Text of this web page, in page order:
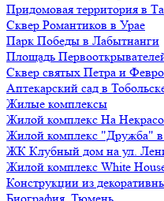
Придомовая территория в
Сквер Романтиков в Урае
Парк Победы в Лабытнанги
Площадь
Сквер святых Петра и
Аптекарский сад в
Жилые комплексы
Жилой комплекс На
Жилой комплекс "Дружба"
ЖК Клубный дом на ул.
Жилой комплекс White
Конструкции из